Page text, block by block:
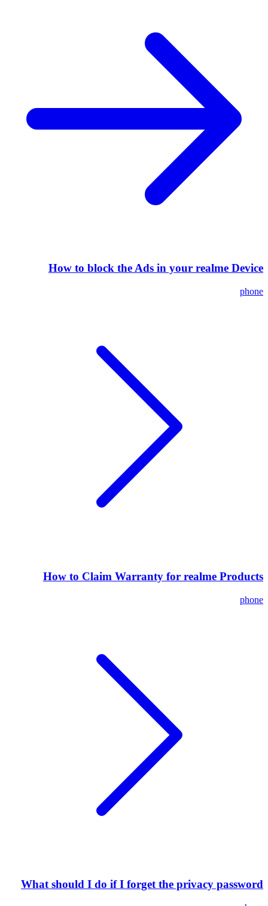
How to block the Ads in your realme Device
phone
How to Claim Warranty for realme Products
phone
What should I do if I forget the privacy password